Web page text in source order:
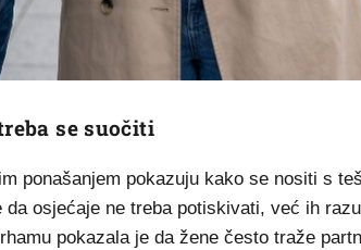
se suočiti
ponašanjem pokazuju kako se nositi s
osjećaje ne treba potiskivati, već ih
pokazala je da žene često traže